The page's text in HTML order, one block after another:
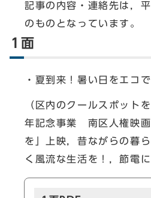
記事の内容・連絡先は，
のものとなっています。
1面
・夏到来！暑い日をエコ
（区内のクールスポット
年記念事業 南区人権映
を」上映，昔ながらの暮
く風流な生活を！，節電